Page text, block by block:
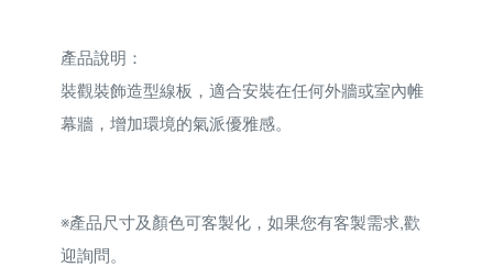
產品說明：
裝觀裝飾造型線板，適合安裝在任何外牆或室內帷
幕牆，增加環境的氣派優雅感。
※產品尺寸及顏色可客製化，如果您有客製需求,歡
迎詢問。